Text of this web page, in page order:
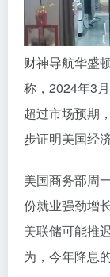
财神导航华盛
称，2024年3
超过市场预期
步证明美国经
美国商务部周
份就业强劲增
美联储可能推
为，今年降息